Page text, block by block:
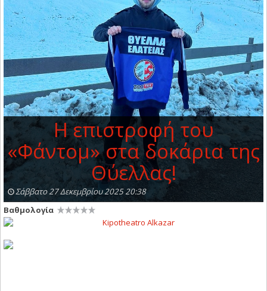
Η επιστροφή του
«Φάντομ» στα δοκάρια της
Θύελλας!
Σάββατο 27 Δεκεμβρίου 2025 20:38
Βαθμολογία